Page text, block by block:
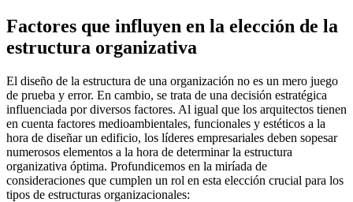
Factores que influyen en la elección de la
estructura organizativa
El diseño de la estructura de una organización no es un mero juego
de prueba y error. En cambio, se trata de una decisión estratégica
influenciada por diversos factores. Al igual que los arquitectos tienen
en cuenta factores medioambientales, funcionales y estéticos a la
hora de diseñar un edificio, los líderes empresariales deben sopesar
numerosos elementos a la hora de determinar la estructura
organizativa óptima. Profundicemos en la miríada de
consideraciones que cumplen un rol en esta elección crucial para los
tipos de estructuras organizacionales: